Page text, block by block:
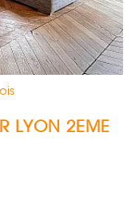
LYON 2EME